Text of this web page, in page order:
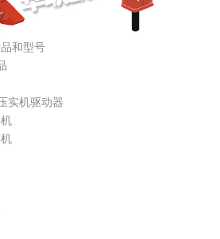
和型号
实机驱动器